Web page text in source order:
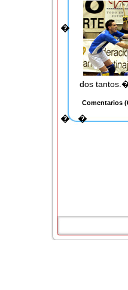
�
dos
Comentarios (
Escribir
Volver
�
�